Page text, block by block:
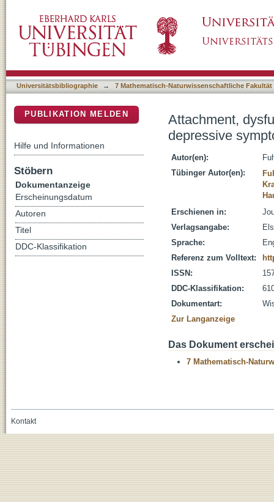
patients with mood disorders
Universitätsbibliographie → 7 Mathematisch-Naturwissenschaftliche Fakultät
Attachment,
depressive
Autor(en):
Tübinger Autor(en):
Erschienen in:
Verlagsangabe:
Sprache:
Referenz zum Volltext:
ISSN:
DDC-Klassifikation:
Dokumentart:
Zur Langanzeige
Das Dokument
7 Mathematisch-
PUBLIKATION MELDEN
Hilfe und Informationen
Stöbern
Dokumentanzeige
Erscheinungsdatum
Autoren
Titel
DDC-Klassifikation
Kontakt